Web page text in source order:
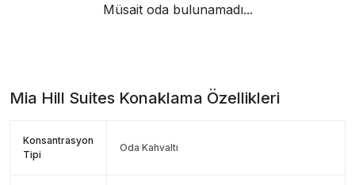
Müsait oda bulunamadı...
Mia Hill Suites Konaklama Özellikleri
Konsantrasyon
Tipi
Oda Kahvaltı